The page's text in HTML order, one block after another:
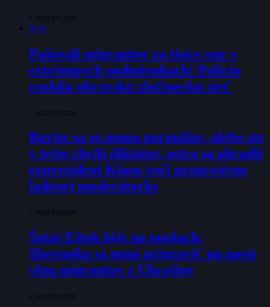
7. AUGUSTA 2026
Svet
Pašovali migrantov za tisíce eur v
extrémnych podmienkach! Polícia
rozbila obrovskú zločineckú sieť
7. AUGUSTA 2026
Bavíte sa so mnou normálne, alebo ste
v tejto chvíli diktátor, ostro sa ohradil
exprezident Klasu voči progresívne
ladenej moderátorke
7. AUGUSTA 2026
Šutaj Eštok bije na poplach:
Slovensko sa musí pripraviť na novú
vlnu migrantov z Ukrajiny
6. AUGUSTA 2026